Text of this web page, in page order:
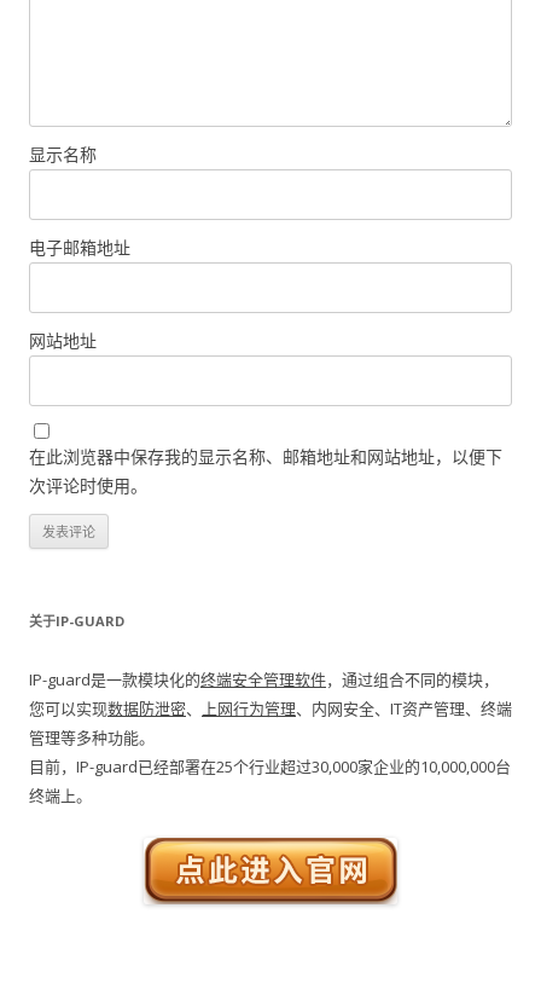
显示名称
电子邮箱地址
网站地址
在此浏览器中保存我的显示名称、邮箱地址和网站地址，以便下
次评论时使用。
关于IP-GUARD
IP-guard是一款模块化的终端安全管理软件，通过组合不同的模块，
您可以实现数据防泄密、 上网行为管理、内网安全、IT资产管理、终端
管理等多种功能。
目前，IP-guard已经部署在25个行业超过30,000家企业的10,000,000台
终端上。